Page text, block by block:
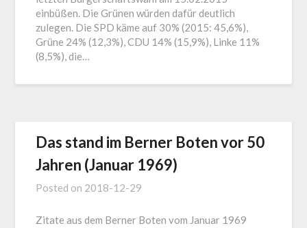
einbüßen. Die Grünen würden dafür deutlich
zulegen. Die SPD käme auf 30% (2015: 45,6%),
Grüne 24% (12,3%), CDU 14% (15,9%), Linke 11%
(8,5%), die…
Das stand im Berner Boten vor 50
Jahren (Januar 1969)
Posted on 2018-12-29
Zitate aus dem Berner Boten vom Januar 1969